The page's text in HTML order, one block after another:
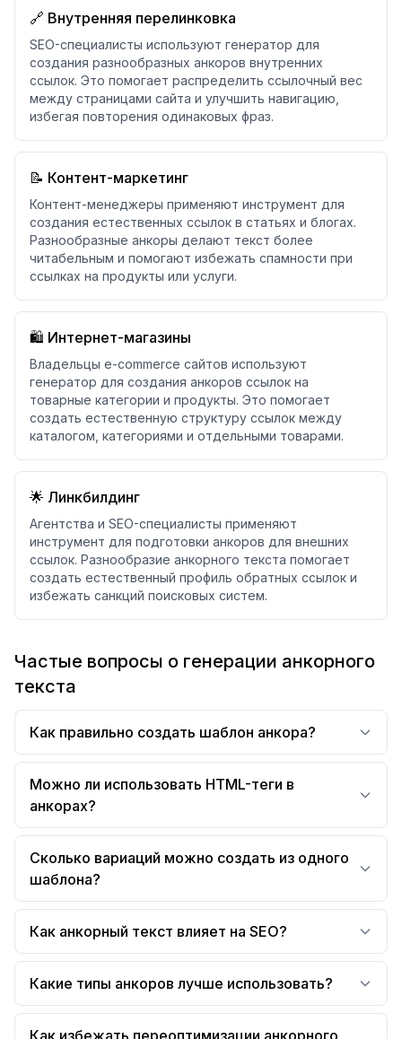
🔗 Внутренняя перелинковка
SEO-специалисты используют генератор для
создания разнообразных анкоров внутренних
ссылок. Это помогает распределить ссылочный вес
между страницами сайта и улучшить навигацию,
избегая повторения одинаковых фраз.
📝 Контент-маркетинг
Контент-менеджеры применяют инструмент для
создания естественных ссылок в статьях и блогах.
Разнообразные анкоры делают текст более
читабельным и помогают избежать спамности при
ссылках на продукты или услуги.
🛍️ Интернет-магазины
Владельцы e-commerce сайтов используют
генератор для создания анкоров ссылок на
товарные категории и продукты. Это помогает
создать естественную структуру ссылок между
каталогом, категориями и отдельными товарами.
🌟 Линкбилдинг
Агентства и SEO-специалисты применяют
инструмент для подготовки анкоров для внешних
ссылок. Разнообразие анкорного текста помогает
создать естественный профиль обратных ссылок и
избежать санкций поисковых систем.
Частые вопросы о генерации анкорного
текста
Как правильно создать шаблон анкора?
Можно ли использовать HTML-теги в
анкорах?
Сколько вариаций можно создать из одного
шаблона?
Как анкорный текст влияет на SEO?
Какие типы анкоров лучше использовать?
Как избежать переоптимизации анкорного